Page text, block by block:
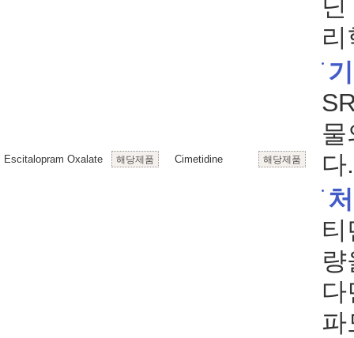
Escitalopram Oxalate 해당제품 Cimetidine 해당제품
물
다.
티
다
파